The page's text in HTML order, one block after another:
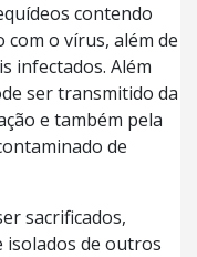
contendo
o vírus, além de
infectados. Além
ser transmitido da
e também pela
de
sacrificados,
isolados de outros